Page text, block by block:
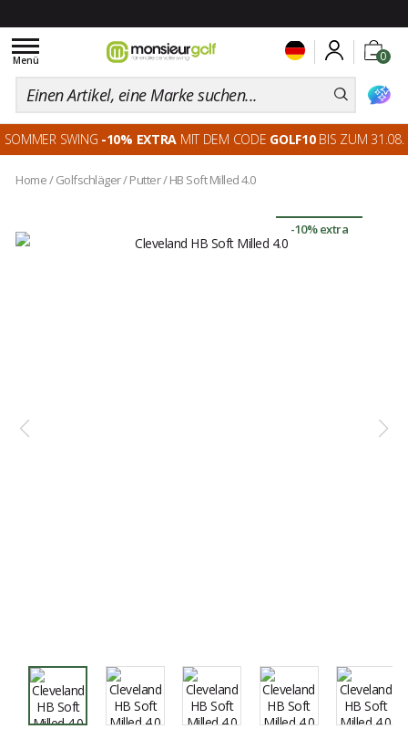
0
Toggle
navigation
Menü
SOMMER SWING -10% EXTRA MIT DEM CODE GOLF10BIS ZUM 31.08.
Home/ Golfschläger/Putter/HB Soft Milled 4.0
-10% extra